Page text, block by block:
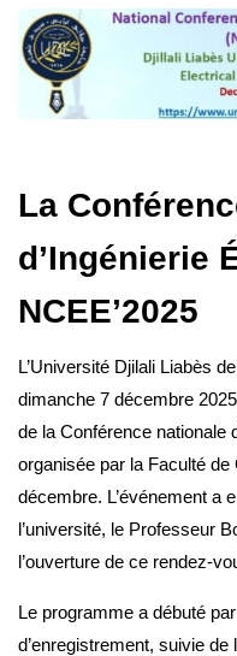
La
d’Ingénierie
NCEE’2025
L’Université Djilali Liabès
dimanche 7 décembre
de la Conférence nationale
organisée par la Faculté
décembre. L’événement a
l’université, le Professeur
l’ouverture de ce rendez-
Le programme a débuté
d’enregistrement, suivie de